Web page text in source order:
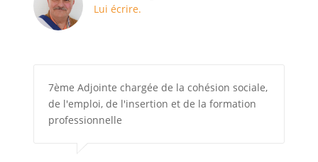
Lui écrire.
7ème Adjointe chargée de la cohésion sociale,
de l'emploi, de l'insertion et de la formation
professionnelle